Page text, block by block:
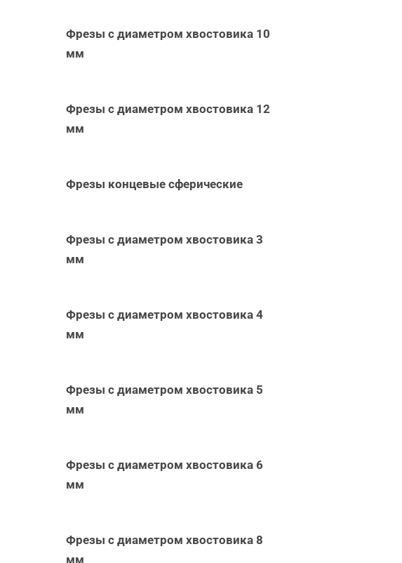
Фрезы с диаметром хвостовика 10
мм
Фрезы с диаметром хвостовика 12
мм
Фрезы концевые сферические
Фрезы с диаметром хвостовика 3
мм
Фрезы с диаметром хвостовика 4
мм
Фрезы с диаметром хвостовика 5
мм
Фрезы с диаметром хвостовика 6
мм
Фрезы с диаметром хвостовика 8
мм